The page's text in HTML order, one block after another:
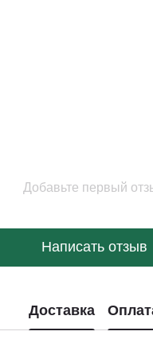
Добавьте первый
Написать отзыв
Доставка